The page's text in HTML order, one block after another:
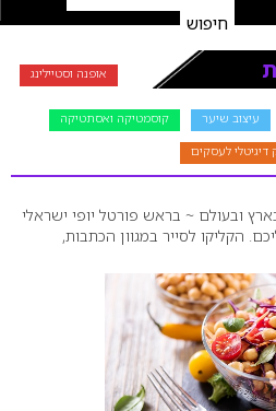
אופנה וסטיילינג
עיצוב שיער
קוסמטיקה ואסתטיקה
דיגיטלי לעסקים
ובעולם ~ בראש פורטל יופי ישראלי
הקליקו לסייר במגוון הכתבות,